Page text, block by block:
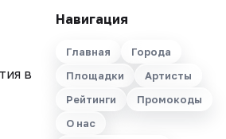
в
Навигация
Главная
Города
Площадки
Артисты
Рейтинги
Промокоды
О нас